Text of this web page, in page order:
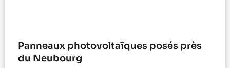
Panneaux photovoltaïques posés près
du Neubourg